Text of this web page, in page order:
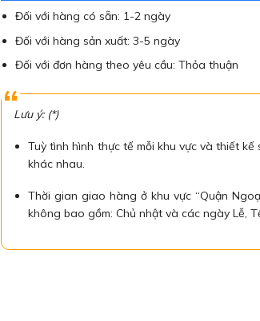
Đối với hàng có sẵn: 1-2 ngày
Đối với hàng sản xuất: 3-5 ngày
Đối với đơn hàng theo yêu cầu: Thỏa thuận
Lưu ý: (*)
Tuỳ tình hình thực tế mỗi khu vực và thiết
khác nhau.
Thời gian giao hàng ở khu vực “Quận
không bao gồm: Chủ nhật và các ngày Lễ,